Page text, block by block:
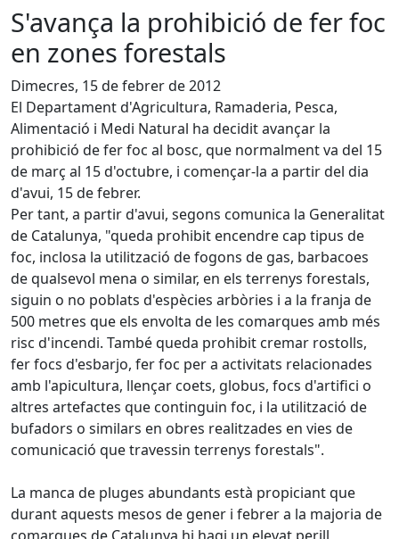
S'avança la prohibició de fer foc
en zones forestals
Dimecres, 15 de febrer de 2012
El Departament d'Agricultura, Ramaderia, Pesca,
Alimentació i Medi Natural ha decidit avançar la
prohibició de fer foc al bosc, que normalment va del 15
de març al 15 d'octubre, i començar-la a partir del dia
d'avui, 15 de febrer.
Per tant, a partir d'avui, segons comunica la Generalitat
de Catalunya, "queda prohibit encendre cap tipus de
foc, inclosa la utilització de fogons de gas, barbacoes
de qualsevol mena o similar, en els terrenys forestals,
siguin o no poblats d'espècies arbòries i a la franja de
500 metres que els envolta de les comarques amb més
risc d'incendi. També queda prohibit cremar rostolls,
fer focs d'esbarjo, fer foc per a activitats relacionades
amb l'apicultura, llençar coets, globus, focs d'artifici o
altres artefactes que continguin foc, i la utilització de
bufadors o similars en obres realitzades en vies de
comunicació que travessin terrenys forestals".
La manca de pluges abundants està propiciant que
durant aquests mesos de gener i febrer a la majoria de